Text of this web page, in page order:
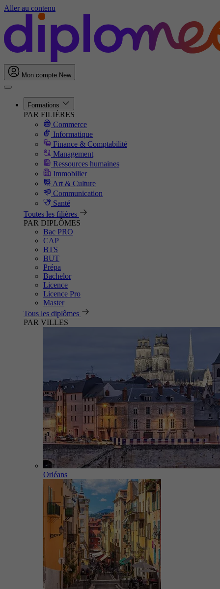
Aller au contenu
Mon compte New
Formations
PAR FILIÈRES
Commerce
Informatique
Finance & Comptabilité
Management
Ressources humaines
Immobilier
Art & Culture
Communication
Santé
Toutes les filières
PAR DIPLÔMES
Bac PRO
CAP
BTS
BUT
Prépa
Bachelor
Licence
Licence Pro
Master
Tous les diplômes
PAR VILLES
Orléans